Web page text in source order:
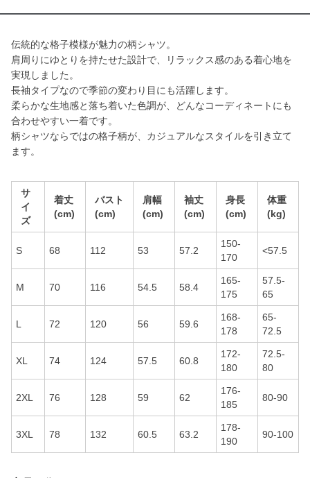
伝統的な格子模様が魅力の柄シャツ。
肩周りにゆとりを持たせた設計で、リラックス感のある着心地を
実現しました。
長袖タイプなので季節の変わり目にも活躍します。
柔らかな生地感と落ち着いた色調が、どんなコーディネートにも
合わせやすい一着です。
柄シャツならではの格子柄が、カジュアルなスタイルを引き立て
ます。
サ
イ
ズ
着丈
(cm)
バスト
(cm)
肩幅
(cm)
袖丈
(cm)
身長
(cm)
体重
(kg)
S 68 112 53 57.2
150-
170
<57.5
M 70 116 54.5 58.4
165-
175
57.5-
65
L 72 120 56 59.6
168-
178
65-
72.5
XL 74 124 57.5 60.8
172-
180
72.5-
80
2XL 76 128 59 62
176-
185
80-90
3XL 78 132 60.5 63.2
178-
190
90-100